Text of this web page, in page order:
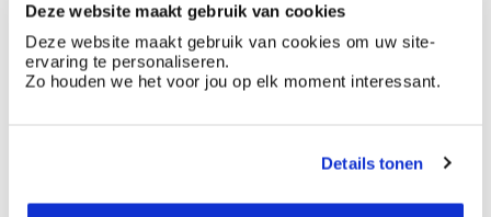
Deze website maakt gebruik van cookies
Deze website maakt gebruik van cookies om uw site-
ervaring te personaliseren.
Zo houden we het voor jou op elk moment interessant.
Details tonen
Hoe te gebruiken?